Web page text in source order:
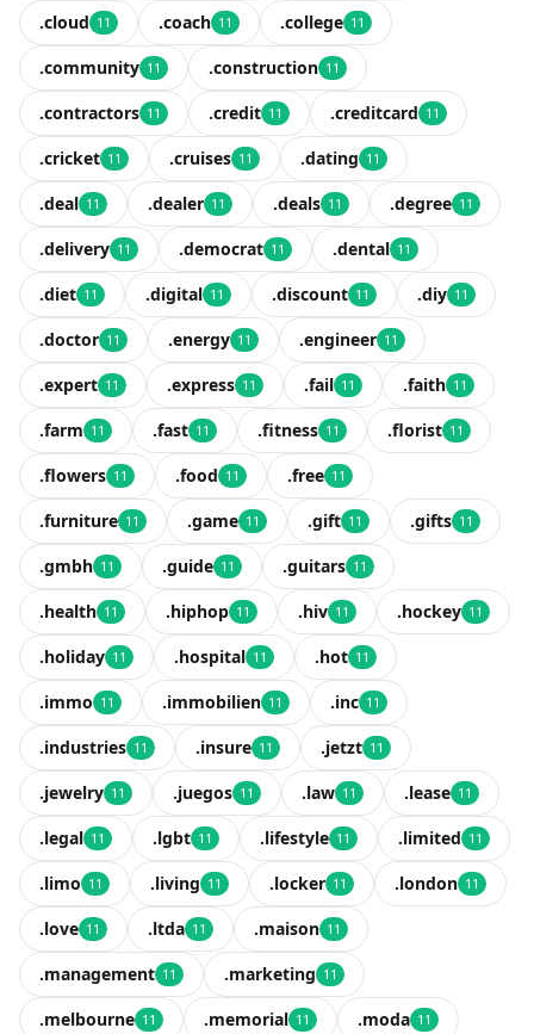
.cloud 11 .coach 11 .college 11
.community 11 .construction 11
.contractors 11 .credit 11 .creditcard 11
.cricket 11 .cruises 11 .dating 11
.deal 11 .dealer 11 .deals 11 .degree 11
.delivery 11 .democrat 11 .dental 11
.diet 11 .digital 11 .discount 11 .diy 11
.doctor 11 .energy 11 .engineer 11
.expert 11 .express 11 .fail 11 .faith 11
.farm 11 .fast 11 .fitness 11 .florist 11
.flowers 11 .food 11 .free 11
.furniture 11 .game 11 .gift 11 .gifts 11
.gmbh 11 .guide 11 .guitars 11
.health 11 .hiphop 11 .hiv 11 .hockey 11
.holiday 11 .hospital 11 .hot 11
.immo 11 .immobilien 11 .inc 11
.industries 11 .insure 11 .jetzt 11
.jewelry 11 .juegos 11 .law 11 .lease 11
.legal 11 .lgbt 11 .lifestyle 11 .limited 11
.limo 11 .living 11 .locker 11 .london 11
.love 11 .ltda 11 .maison 11
.management 11 .marketing 11
.melbourne 11 .memorial 11 .moda 11